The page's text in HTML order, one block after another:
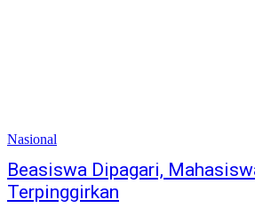
Nasional
Beasiswa Dipagari,
Terpinggirkan